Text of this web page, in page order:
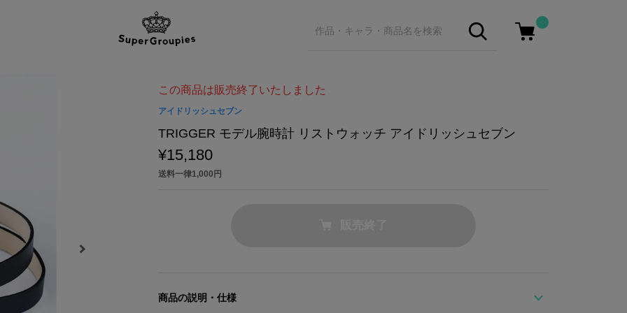
この商品は販売終了いたしました
アイドリッシュセブン
TRIGGER モデル腕時計 リストウォッチ アイドリッシュセブン
¥15,180
送料一律1,000円
商品の説明・仕様